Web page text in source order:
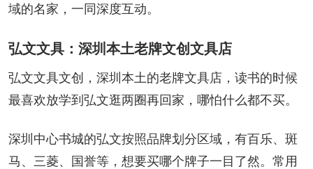
域的名家，一同深度互动。
弘文文具：深圳本土老牌文创文具店
弘文文具文创，深圳本土的老牌文具店，读书的时候
最喜欢放学到弘文逛两圈再回家，哪怕什么都不买。
深圳中心书城的弘文按照品牌划分区域，有百乐、斑
马、三菱、国誉等，想要买哪个牌子一目了然。常用